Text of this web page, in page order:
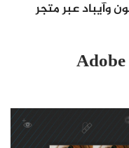
وآيباد عبر متجر
تطبيق تعديل الصور Adobe